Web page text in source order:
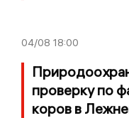
04/08 18:00
проверку по
коров в